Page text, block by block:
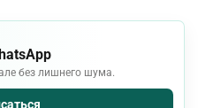
без лишнего шума.